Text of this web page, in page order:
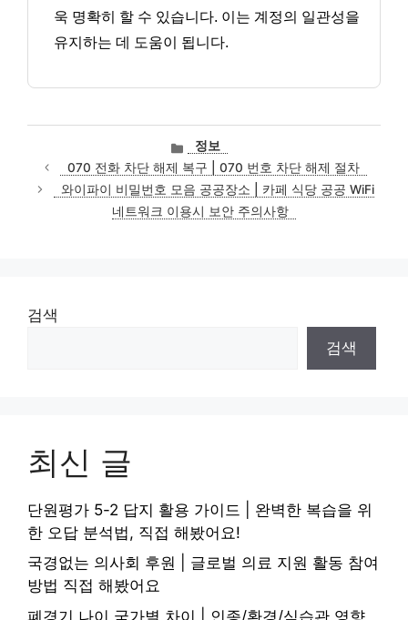
욱 명확히 할 수 있습니다. 이는 계정의 일관성을
유지하는 데 도움이 됩니다.
카
테
고
리
정보
070 전화 차단 해제 복구 | 070 번호 차단 해제 절차
와이파이 비밀번호 모음 공공장소 | 카페 식당 공공 WiFi
네트워크 이용시 보안 주의사항
검색
검색
최신 글
단원평가 5-2 답지 활용 가이드 | 완벽한 복습을 위
한 오답 분석법, 직접 해봤어요!
국경없는 의사회 후원 | 글로벌 의료 지원 활동 참여
방법 직접 해봤어요
폐경기 나이 국가별 차이 | 인종/환경/식습관 영향